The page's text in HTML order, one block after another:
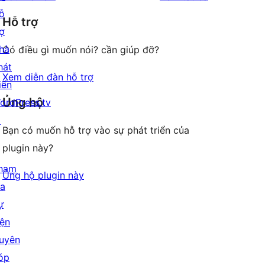
star
reviews
Hỗ trợ
Có điều gì muốn nói? cần giúp đỡ?
Xem diễn đàn hỗ trợ
Ủng hộ
Bạn có muốn hỗ trợ vào sự phát triển của
plugin này?
Ủng hộ plugin này